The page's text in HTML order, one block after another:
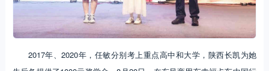
2017年、2020年，任敏分别考上重点高中和大学，陕西长凯为她